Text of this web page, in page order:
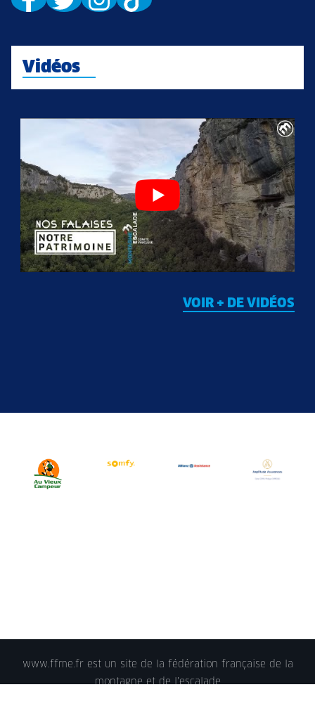
Vidéos
VOIR + DE VIDÉOS
www.ffme.fr est un site de la fédération française de la
montagne et de l'escalade